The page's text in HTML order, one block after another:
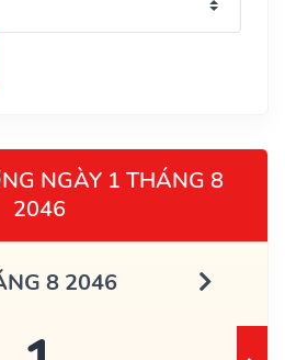
NGÀY 1 THÁNG 8
2046
8 2046